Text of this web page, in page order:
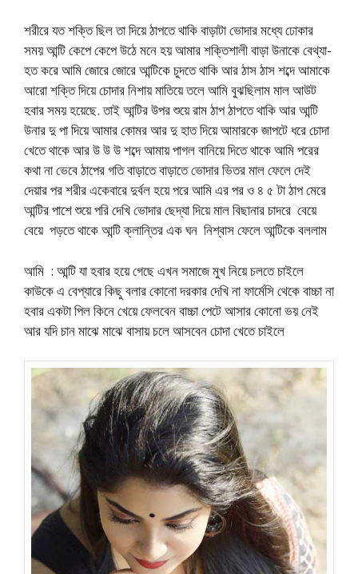
শরীরে যত শক্তি ছিল তা দিয়ে ঠাপতে থাকি বাড়াটা ভোদার মধ্যে ঢোকার
সময় আন্টি কেপে কেপে উঠে মনে হয় আমার শক্তিশালী বাড়া উনাকে বেথ্যা-
হত করে আমি জোরে জোরে আন্টিকে চুদতে থাকি আর ঠাস ঠাস শব্দে আমাকে
আরো শক্তি দিয়ে চোদার নিশায় মাতিয়ে তলে আমি বুঝছিলাম মাল আউট
হবার সময় হয়েছে. তাই আন্টির উপর শুয়ে রাম ঠাপ ঠাপতে থাকি আর আন্টি
উনার দু পা দিয়ে আমার কোমর আর দু হাত দিয়ে আমারকে জাপটে ধরে চোদা
খেতে থাকে আর উ উ উ শব্দে আমায় পাগল বানিয়ে দিতে থাকে আমি পরের
কথা না ভেবে ঠাপের গতি বাড়াতে বাড়াতে ভোদার ভিতর মাল ফেলে দেই
দেয়ার পর শরীর একেবারে দুর্বল হয়ে পরে আমি এর পর ও ৪ ৫ টা ঠাপ মেরে
আন্টির পাশে শুয়ে পরি দেখি ভোদার ছেদ্যা দিয়ে মাল বিছানার চাদরে বেয়ে
বেয়ে পড়তে থাকে আন্টি ক্লান্তির এক ঘন নিশ্বাস ফেলে আন্টিকে বললাম
আমি : আন্টি যা হবার হয়ে গেছে এখন সমাজে মুখ নিয়ে চলতে চাইলে
কাউকে এ বেপ্যারে কিছু বলার কোনো দরকার দেখি না ফার্মেসি থেকে বাচ্চা না
হবার একটা পিল কিনে খেয়ে ফেলবেন বাচ্চা পেটে আসার কোনো ভয় নেই
আর যদি চান মাঝে মাঝে বাসায় চলে আসবেন চোদা খেতে চাইলে